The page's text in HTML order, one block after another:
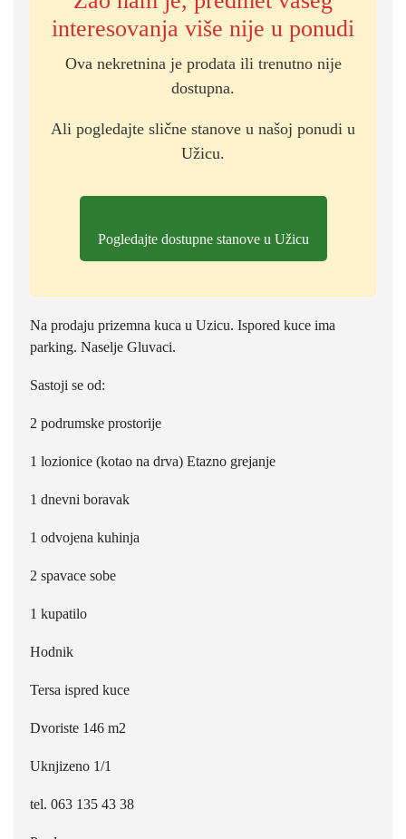
interesovanja više nije u ponudi
Ova nekretnina je prodata ili trenutno nije
dostupna.
Ali pogledajte slične stanove u našoj ponudi u
Užicu.
Pogledajte dostupne stanove u Užicu
Na prodaju prizemna kuca u Uzicu. Ispored kuce ima
parking. Naselje Gluvaci.
Sastoji se od:
2 podrumske prostorije
1 lozionice (kotao na drva) Etazno grejanje
1 dnevni boravak
1 odvojena kuhinja
2 spavace sobe
1 kupatilo
Hodnik
Tersa ispred kuce
Dvoriste 146 m2
Uknjizeno 1/1
tel. 063 135 43 38